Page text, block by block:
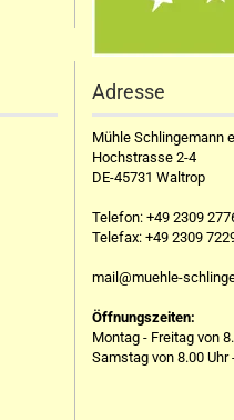
Adresse
Mühle Schlingemann
Hochstrasse 2-4
DE-45731 Waltrop
Telefon: +49 2309
Telefax: +49 2309
mail@muehle-
Öffnungszeiten:
Montag - Freitag von
Samstag von 8.00 Uhr